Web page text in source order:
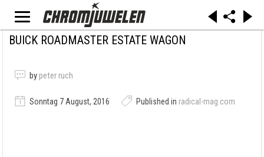
BUICK ROADMASTER ESTATE WAGON
by peter ruch
Sonntag 7 August, 2016 Published in radical-mag.com